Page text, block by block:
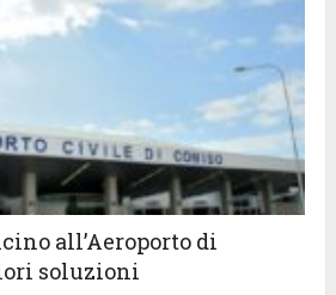
all’Aeroporto di
soluzioni